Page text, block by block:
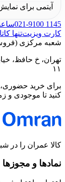
آیتمی برای
021-9100 1145ساعت
کارت ویزیتتنها
شعبه مرکزی
تهران، خ حافظ،
۱۱
برای خرید
کنید تا موجودی و
کالا عمران را در
نمادها و مجوزها